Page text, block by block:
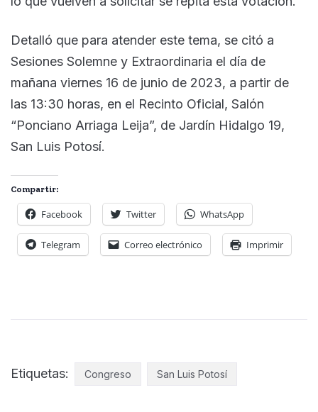
Detalló que para atender este tema, se citó a
Sesiones Solemne y Extraordinaria el día de
mañana viernes 16 de junio de 2023, a partir de
las 13:30 horas, en el Recinto Oficial, Salón
“Ponciano Arriaga Leija”, de Jardín Hidalgo 19,
San Luis Potosí.
Compartir:
Facebook Twitter WhatsApp
Telegram Correo electrónico Imprimir
Etiquetas: Congreso San Luis Potosí